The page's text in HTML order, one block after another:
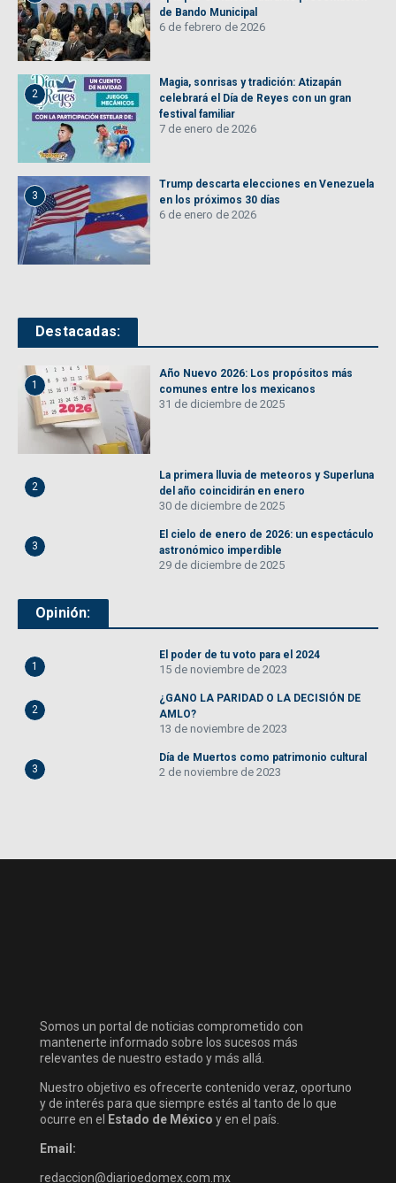
de Bando Municipal
6 de febrero de 2026
2
Magia, sonrisas y tradición: Atizapán
celebrará el Día de Reyes con un gran
festival familiar
7 de enero de 2026
3
Trump descarta elecciones en Venezuela
en los próximos 30 días
6 de enero de 2026
Destacadas:
1
Año Nuevo 2026: Los propósitos más
comunes entre los mexicanos
31 de diciembre de 2025
2
La primera lluvia de meteoros y Superluna
del año coincidirán en enero
30 de diciembre de 2025
3
El cielo de enero de 2026: un espectáculo
astronómico imperdible
29 de diciembre de 2025
Opinión:
1
El poder de tu voto para el 2024
15 de noviembre de 2023
2
¿GANO LA PARIDAD O LA DECISIÓN DE
AMLO?
13 de noviembre de 2023
3
Día de Muertos como patrimonio cultural
2 de noviembre de 2023
Somos un portal de noticias comprometido con
mantenerte informado sobre los sucesos más
relevantes de nuestro estado y más allá.
Nuestro objetivo es ofrecerte contenido veraz, oportuno
y de interés para que siempre estés al tanto de lo que
ocurre en el Estado de México y en el país.
Email:
redaccion@diarioedomex.com.mx